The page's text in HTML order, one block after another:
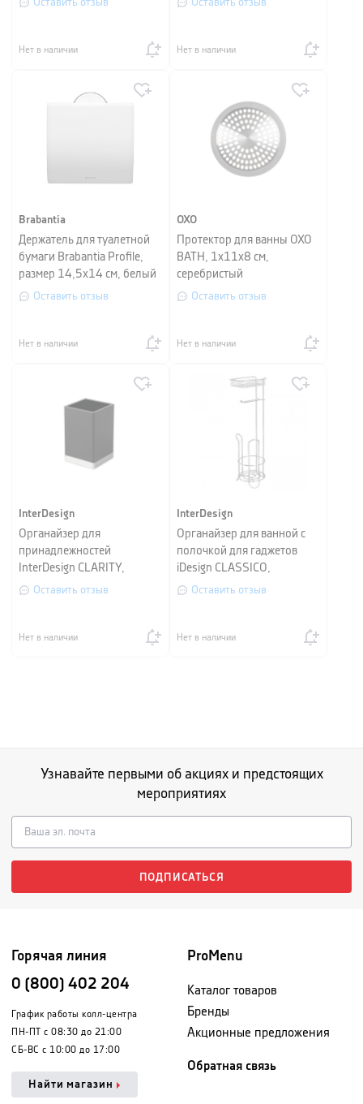
Оставить отзыв
Нет в наличии
Оставить отзыв
Нет в наличии
Brabantia
Держатель для туалетной
бумаги Brabantia Profile,
размер 14,5х14 см, белый
Оставить отзыв
Нет в наличии
OXO
Протектор для ванны OXO
BATH, 1х11х8 см,
серебристый
Оставить отзыв
Нет в наличии
InterDesign
Органайзер для
принадлежностей
InterDesign CLARITY,
6х6х10 см, черный
Оставить отзыв
Нет в наличии
InterDesign
Органайзер для ванной с
полочкой для гаджетов
iDesign CLASSICO,
16,8х19,1х61см,
Оставить отзыв
Нет в наличии
Узнавайте первыми об акциях и предстоящих
мероприятиях
ПОДПИСАТЬСЯ
Горячая линия
0 (800) 402 204
График работы колл-центра
ПН-ПТ с 08:30 до 21:00
СБ-ВС с 10:00 до 17:00
Найти магазин
ProMenu
Каталог товаров
Бренды
Акционные предложения
Обратная связь